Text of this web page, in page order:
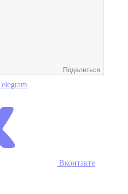
Поделиться
Вконтакте